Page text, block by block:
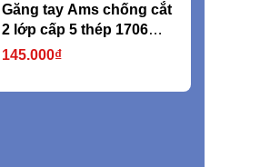
Găng tay Ams chống cắt
2 lớp cấp 5 thép 1706
316L
145.000₫